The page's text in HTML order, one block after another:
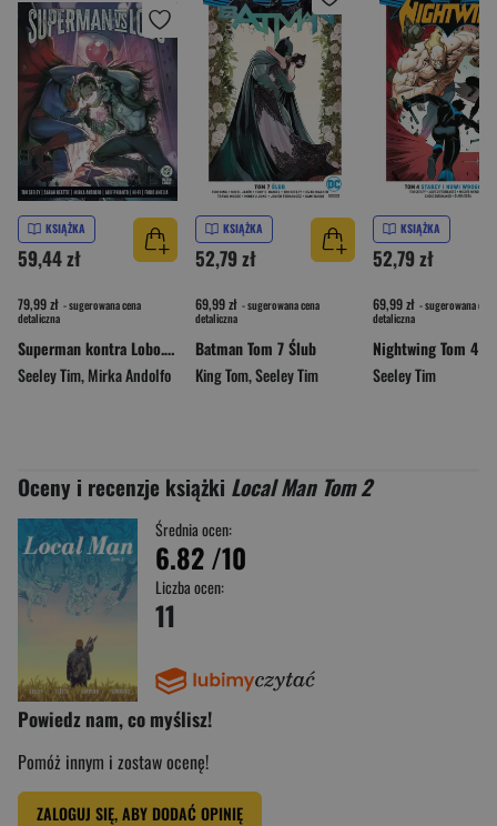
KSIĄŻKA
59,44 zł
79,99 zł - sugerowana cena
detaliczna
Superman kontra Lobo. DC Black Label
Seeley Tim,Mirka Andolfo
KSIĄŻKA
52,79 zł
69,99 zł - sugerowana cena
detaliczna
Batman Tom 7 Ślub
King Tom,Seeley Tim
KSIĄŻKA
52,79 zł
69,99 zł - sugerowana cena
detaliczna
Seeley Tim
Oceny i recenzje książki Local Man Tom 2
Średnia ocen:
6.82/10
Liczba ocen:
11
Powiedz nam, co myślisz!
Pomóż innym i zostaw ocenę!
ZALOGUJ SIĘ, ABY DODAĆ OPINIĘ